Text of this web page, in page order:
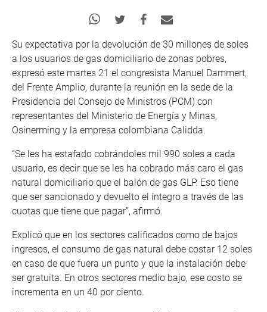
Su expectativa por la devolución de 30 millones de soles
a los usuarios de gas domiciliario de zonas pobres,
expresó este martes 21 el congresista Manuel Dammert,
del Frente Amplio, durante la reunión en la sede de la
Presidencia del Consejo de Ministros (PCM) con
representantes del Ministerio de Energía y Minas,
Osinerming y la empresa colombiana Calidda.
“Se les ha estafado cobrándoles mil 990 soles a cada
usuario, es decir que se les ha cobrado más caro el gas
natural domiciliario que el balón de gas GLP. Eso tiene
que ser sancionado y devuelto el íntegro a través de las
cuotas que tiene que pagar”, afirmó.
Explicó que en los sectores calificados como de bajos
ingresos, el consumo de gas natural debe costar 12 soles
en caso de que fuera un punto y que la instalación debe
ser gratuita. En otros sectores medio bajo, ese costo se
incrementa en un 40 por ciento.